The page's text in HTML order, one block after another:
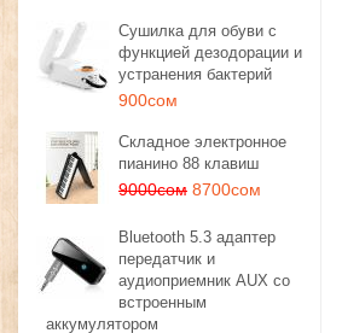
Сушилка для обуви с
функцией дезодорации и
устранения бактерий
900сом
Складное электронное
пианино 88 клавиш
9000сом 8700сом
Bluetooth 5.3 адаптер
передатчик и
аудиоприемник AUX со
встроенным
аккумулятором